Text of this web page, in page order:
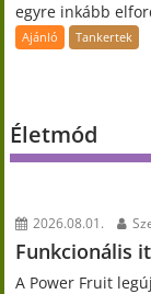
egyre inkább
Ajánló Tankertek
Életmód
2026.08.01.
Funkcionális
A Power Fruit